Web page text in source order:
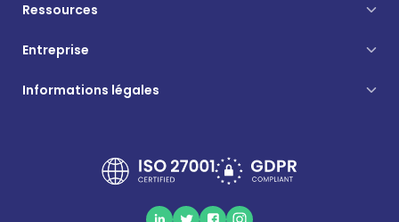
Ressources
Entreprise
Informations légales